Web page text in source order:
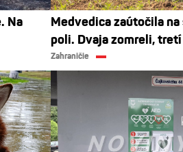
Na
Medvedica zaútočila
poli. Dvaja zomreli,
Zahraničie